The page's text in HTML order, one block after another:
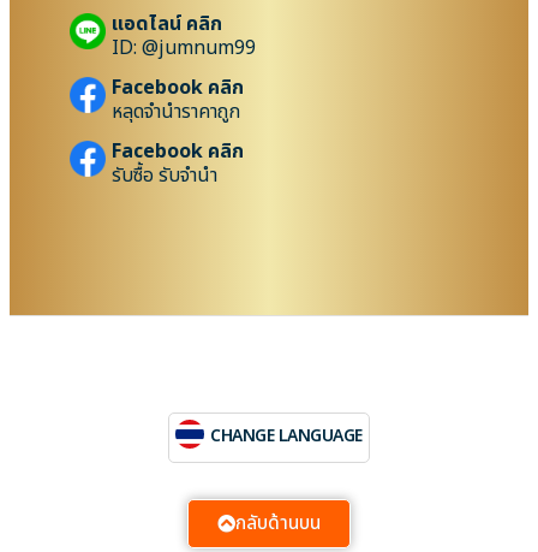
แอดไลน์ คลิก
ID: @jumnum99
Facebook คลิก
หลุดจำนำราคาถูก
Facebook คลิก
รับซื้อ รับจำนำ
CHANGE LANGUAGE
กลับด้านบน